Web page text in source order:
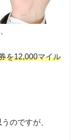
を12,000マイル
のですが、